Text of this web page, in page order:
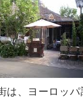
は、ヨーロッ